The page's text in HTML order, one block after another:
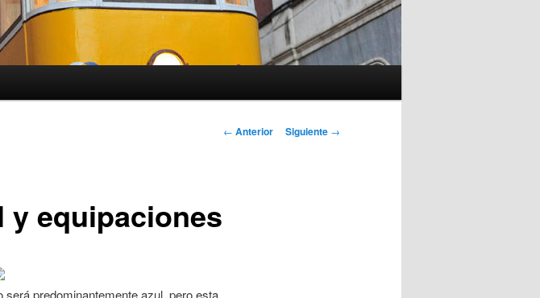
Navegación
← Anterior Siguiente →
equipaciones
predominantemente azul, pero esta